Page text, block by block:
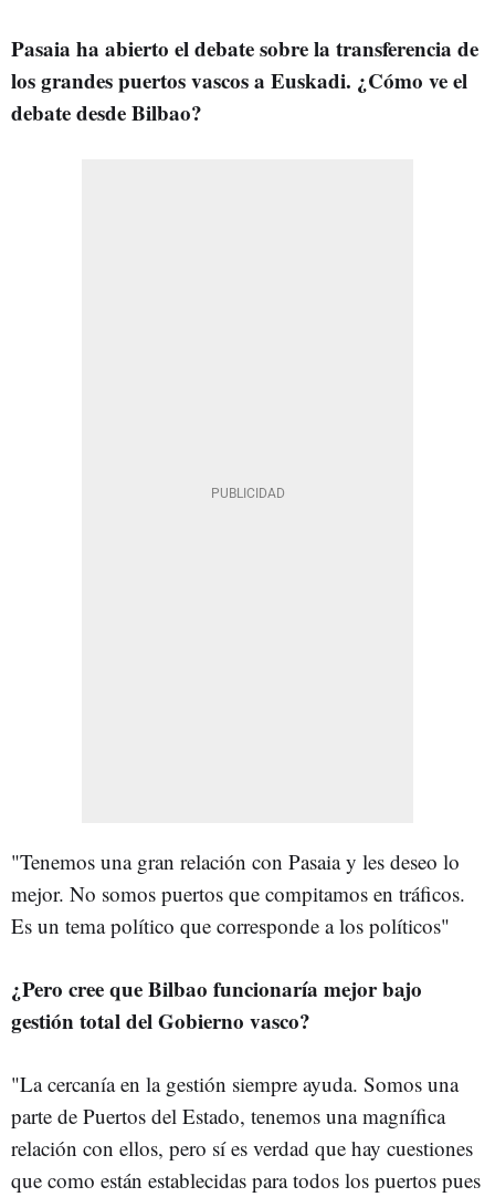
Pasaia ha abierto el debate sobre la transferencia de
los grandes puertos vascos a Euskadi. ¿Cómo ve el
debate desde Bilbao?
"Tenemos una gran relación con Pasaia y les deseo lo
mejor. No somos puertos que compitamos en tráficos.
Es un tema político que corresponde a los políticos"
¿Pero cree que Bilbao funcionaría mejor bajo
gestión total del Gobierno vasco?
"La cercanía en la gestión siempre ayuda. Somos una
parte de Puertos del Estado, tenemos una magnífica
relación con ellos, pero sí es verdad que hay cuestiones
que como están establecidas para todos los puertos pues